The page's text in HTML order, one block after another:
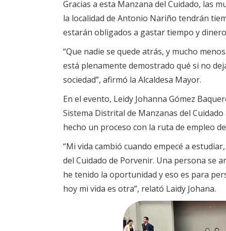
Gracias a esta Manzana del Cuidado, las
la localidad de Antonio Nariño tendrán
estarán obligados a gastar tiempo y
“Que nadie se quede atrás, y mucho
está plenamente demostrado qué si no
sociedad”, afirmó la Alcaldesa Mayor.
En el evento, Leidy Johanna Gómez
Sistema Distrital de Manzanas del
hecho un proceso con la ruta de empleo
“Mi vida cambió cuando empecé a
del Cuidado de Porvenir. Una persona se
he tenido la oportunidad y eso es para
hoy mi vida es otra”, relató Laidy Johana.